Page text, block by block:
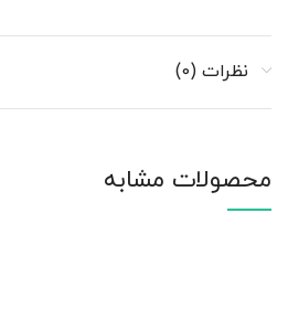
نظرات (0)
محصولات مشابه